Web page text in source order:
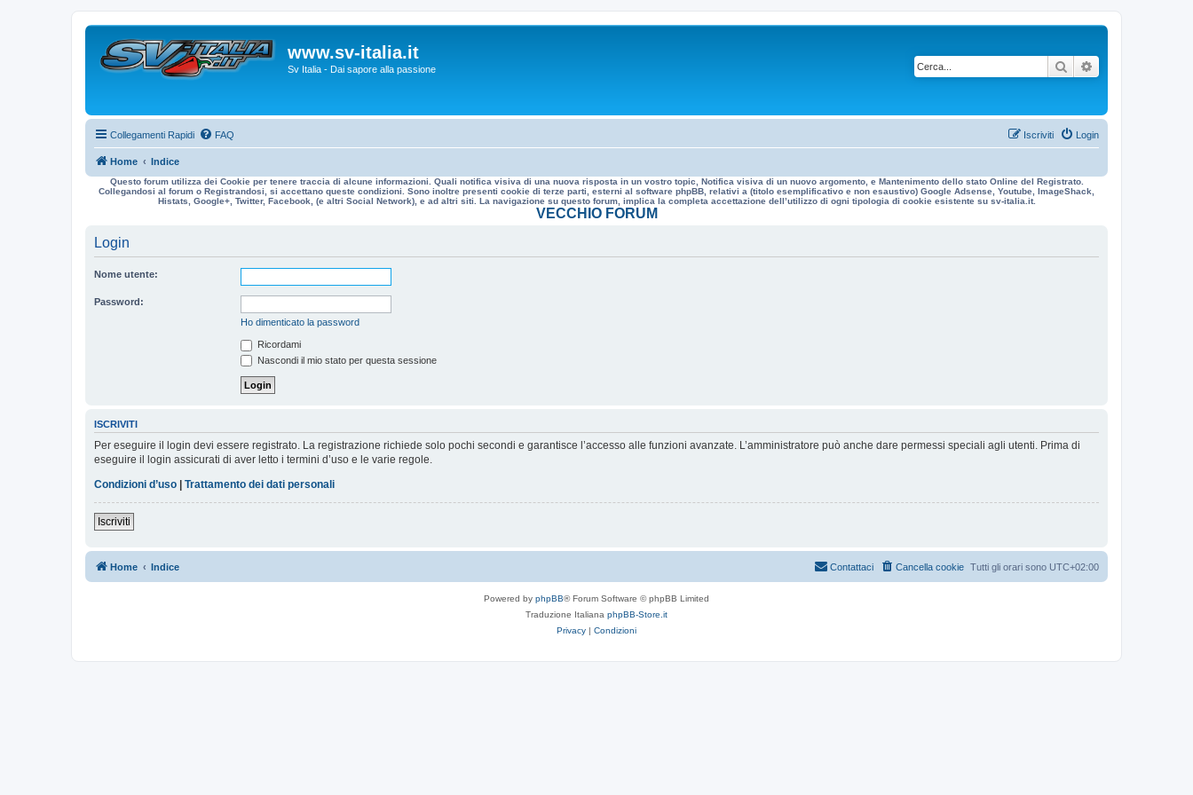
www.sv-italia.it
Sv Italia - Dai sapore alla passione Cerca
Collegamenti Rapidi FAQ Login
Iscriviti
Home Indice
Questo forum utilizza dei Cookie per tenere traccia di alcune informazioni. Quali notifica visiva di una nuova risposta in un vostro topic, Notifica visiva di un nuovo argomento, e Mantenimento dello stato Online del Registrato.
Collegandosi al forum o Registrandosi, si accettano queste condizioni. Sono inoltre presenti cookie di terze parti, esterni al software phpBB, relativi a (titolo esemplificativo e non esaustivo) Google Adsense, Youtube, ImageShack,
Histats, Google+, Twitter, Facebook, (e altri Social Network), e ad altri siti. La navigazione su questo forum, implica la completa accettazione dell’utilizzo di ogni tipologia di cookie esistente su sv-italia.it.
VECCHIO FORUM
Login
Nome utente:
Password:
Ho dimenticato la password
Ricordami
Nascondi il mio stato per questa sessione
ISCRIVITI
Per eseguire il login devi essere registrato. La registrazione richiede solo pochi secondi e garantisce l’accesso alle funzioni avanzate. L’amministratore può anche dare permessi speciali agli utenti. Prima di
eseguire il login assicurati di aver letto i termini d’uso e le varie regole.
Condizioni d’uso | Trattamento dei dati personali
Iscriviti
Home Indice Tutti gli orari sono UTC+02:00
Cancella cookie
Contattaci
Powered by phpBB® Forum Software © phpBB Limited
Traduzione Italiana phpBB-Store.it
Privacy | Condizioni